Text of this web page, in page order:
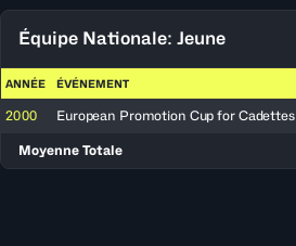
Équipe Nationale: Jeune
ANNÉE ÉVÉNEMENT
2000 European Promotion Cup for Cadettes
Moyenne Totale